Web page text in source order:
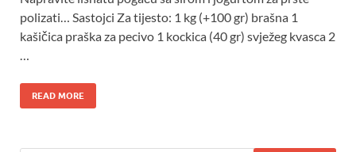
polizati… Sastojci Za tijesto: 1 kg (+100 gr) brašna 1
kašičica praška za pecivo 1 kockica (40 gr) svježeg kvasca 2
…
READ MORE